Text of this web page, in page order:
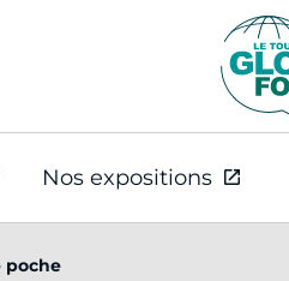
Nos expositions
poche